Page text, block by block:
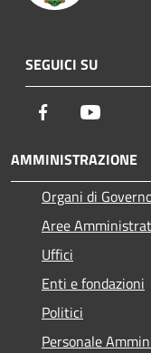
SEGUICI SU
Facebook
AMMINISTRAZIONE
Organi di
Aree
Uffici
Enti e fondazioni
Politici
Personale